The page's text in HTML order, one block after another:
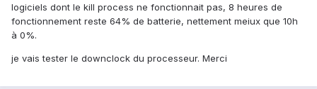
logiciels dont le kill process ne fonctionnait pas, 8 heures de
fonctionnement reste 64% de batterie, nettement meiux que 10h
à 0%.
je vais tester le downclock du processeur. Merci